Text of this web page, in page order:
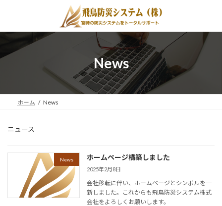
ン
へ
プ
ー
ョ
動
News
ホーム News
ニュース
News ホームページ構築しました
2025年2月8日
会社移転に伴い、ホームページとシンボルを一
新しました。これからも飛鳥防災システム株式
会社をよろしくお願いします。